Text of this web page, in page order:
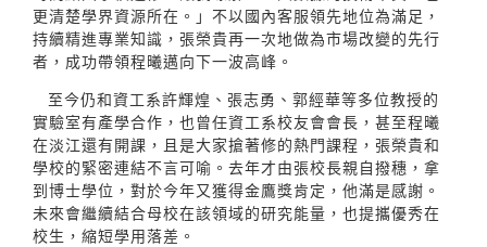
更清楚學界資源所在。」不以國內客服領先地位為滿足，
持續精進專業知識，張榮貴再一次地做為市場改變的先行
者，成功帶領程曦邁向下一波高峰。
至今仍和資工系許輝煌、張志勇、郭經華等多位教授的
實驗室有產學合作，也曾任資工系校友會會長，甚至程曦
在淡江還有開課，且是大家搶著修的熱門課程，張榮貴和
學校的緊密連結不言可喻。去年才由張校長親自撥穗，拿
到博士學位，對於今年又獲得金鷹獎肯定，他滿是感謝。
未來會繼續結合母校在該領域的研究能量，也提攜優秀在
校生，縮短學用落差。